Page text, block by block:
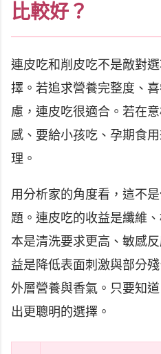
比較好？
連皮吃和削皮吃不是敵對
擇。若追求營養完整度、
慮，連皮吃很適合。若在
感、要給小孩吃、孕期食
理。
用分析家的角度看，這不
題。連皮吃的收益是纖維
本是清洗要求更高、敏感
益是降低表面刺激與部分
外層營養與香氣。只要知
出更聰明的選擇。